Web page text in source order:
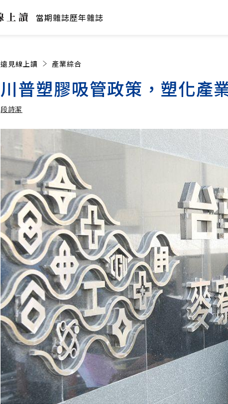
當期雜誌歷年雜誌
遠見線上讀 產業綜合
川普塑膠吸管政策，塑化產
段詩潔
加入追蹤